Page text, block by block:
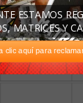
clic aquí para
ESTAMOS
MATRICES Y